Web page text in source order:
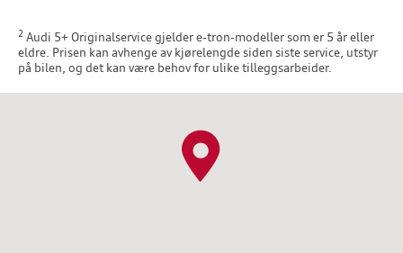
2 Audi 5+ Originalservice gjelder e-tron-modeller som er 5 år eller
eldre. Prisen kan avhenge av kjørelengde siden siste service, utstyr
på bilen, og det kan være behov for ulike tilleggsarbeider.